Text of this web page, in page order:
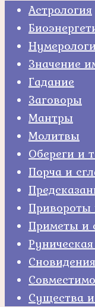
Астрология
Значение
Гадание
Заговоры
Мантры
Молитвы
Обереги и
Порча и
Привороты
Приметы и
Сновидения
Существа